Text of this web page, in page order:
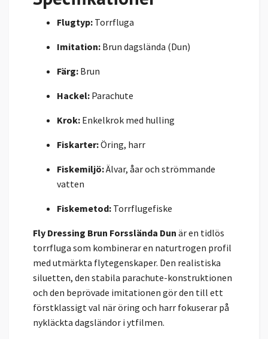
Flugtyp: Torrfluga
Imitation: Brun dagslända (Dun)
Färg: Brun
Hackel: Parachute
Krok: Enkelkrok med hulling
Fiskarter:Öring, harr
Fiskemiljö:Älvar, åar och strömmande
vatten
Fiskemetod: Torrflugefiske
Fly Dressing Brun Forsslända Dun är en tidlös
torrfluga som kombinerar en naturtrogen profil
med utmärkta flytegenskaper. Den realistiska
siluetten, den stabila parachute-konstruktionen
och den beprövade imitationen gör den till ett
förstklassigt val när öring och harr fokuserar på
nykläckta dagsländor i ytfilmen.